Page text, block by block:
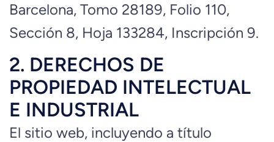
Barcelona, Tomo 28189, Folio 110,
Sección 8, Hoja 133284, Inscripción 9.
2. DERECHOS DE
PROPIEDAD INTELECTUAL
E INDUSTRIAL
El sitio web, incluyendo a título